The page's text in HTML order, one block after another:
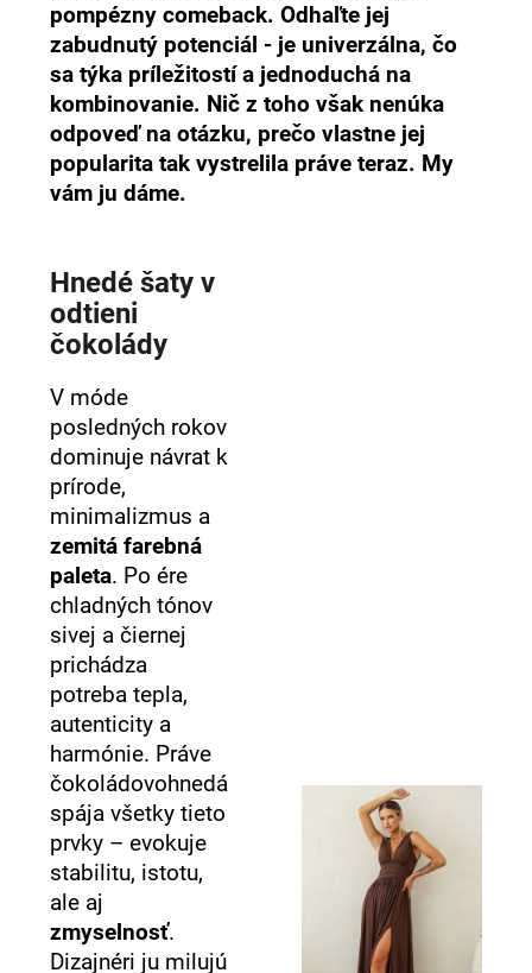
pompézny comeback. Odhaľte jej
zabudnutý potenciál - je univerzálna, čo
sa týka príležitostí a jednoduchá na
kombinovanie. Nič z toho však nenúka
odpoveď na otázku, prečo vlastne jej
popularita tak vystrelila práve teraz. My
vám ju dáme.
Hnedé šaty v
odtieni
čokolády
V móde
posledných rokov
dominuje návrat k
prírode,
minimalizmus a
zemitá farebná
paleta. Po ére
chladných tónov
sivej a čiernej
prichádza
potreba tepla,
autenticity a
harmónie. Práve
čokoládovohnedá
spája všetky tieto
prvky – evokuje
stabilitu, istotu,
ale aj
zmyselnosť.
Dizajnéri ju milujú
HĽADAŤ